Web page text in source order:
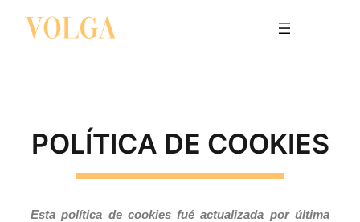
POLÍTICA DE COOKIES
Esta política de cookies fué actualizada por última